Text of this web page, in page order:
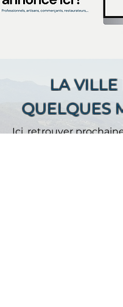
LA VILLE
QUELQUES
Ici, retrouver